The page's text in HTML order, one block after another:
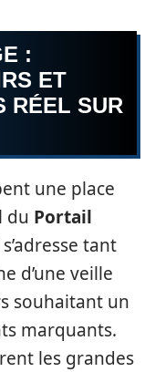
:
ET
RÉEL SUR
une place
du Portail
tant
d’une veille
souhaitant un
marquants.
les grandes